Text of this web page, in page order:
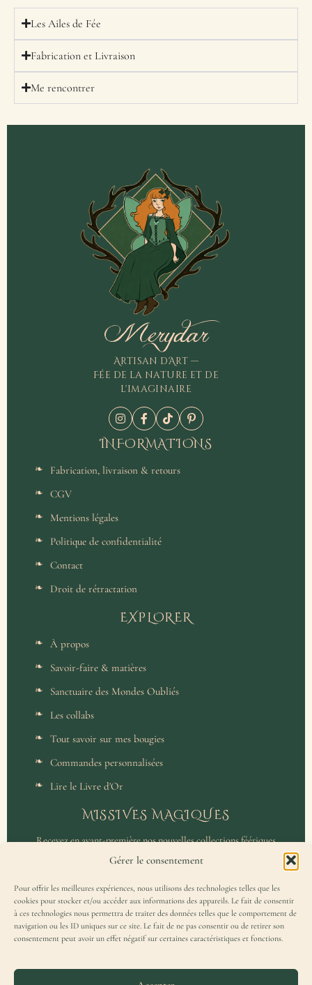
Gérer le consentement
Pour offrir les meilleures expériences, nous utilisons des technologies telles que les
cookies pour stocker et/ou accéder aux informations des appareils. Le fait de consentir
à ces technologies nous permettra de traiter des données telles que le comportement de
navigation ou les ID uniques sur ce site. Le fait de ne pas consentir ou de retirer son
consentement peut avoir un effet négatif sur certaines caractéristiques et fonctions.
Les Ailes de Fée
Fabrication et Livraison
Me rencontrer
Merydar
Artisan d'Art —
Fée de la nature et de
l'imaginaire
INFORMATIONS
Fabrication, livraison & retours
CGV
Mentions légales
Politique de confidentialité
Contact
Droit de rétractation
EXPLORER
À propos
Savoir-faire & matières
Sanctuaire des Mondes Oubliés
Les collabs
Tout savoir sur mes bougies
Commandes personnalisées
Lire le Livre d'Or
MISSIVES MAGIQUES
Recevez en avant-première nos nouvelles collections féériques
et un accès privilégié aux coulisses de l'atelier.
J'accepte de recevoir la Missive Magique et j'ai lu lapolitique de